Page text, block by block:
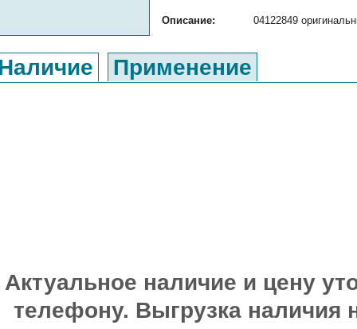
Описание: 04122849
Применение
Актуальное наличие и цену
телефону. Выгрузка наличия